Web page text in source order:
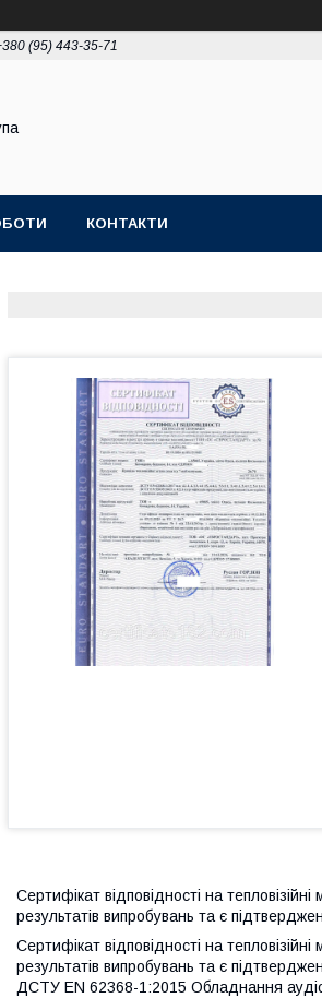
(95) 443-35-71
КОНТАКТИ
Сертифікат відповідності на
результатів випробувань та є
Сертифікат відповідності на
результатів випробувань та є
ДСТУ EN 62368-1:2015 Обладнання